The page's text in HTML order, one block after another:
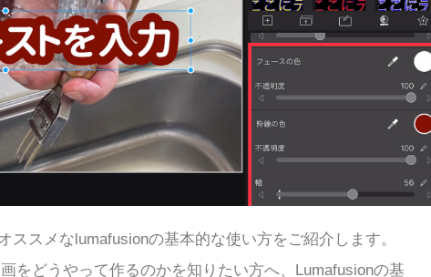
ススメなlumafusionの基本的な使い方をご紹介します。
をどうやって作るのかを知りたい方へ、Lumafusionの基